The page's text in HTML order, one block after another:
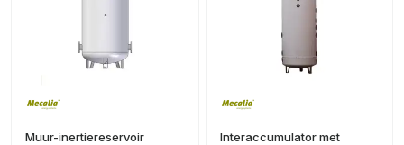
Muur-inertiereservoir
Interaccumulator met